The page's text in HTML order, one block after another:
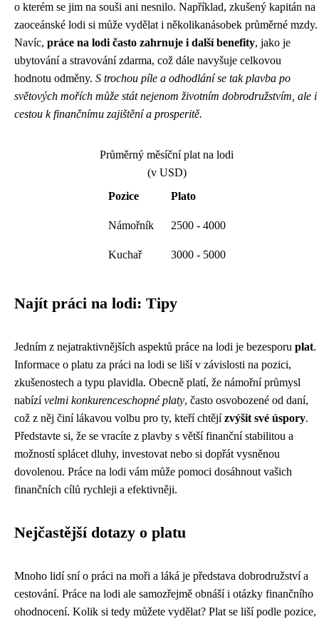
o kterém se jim na souši ani nesnilo. Například, zkušený kapitán na
zaoceánské lodi si může vydělat i několikanásobek průměrné mzdy.
Navíc, práce na lodi často zahrnuje i další benefity, jako je
ubytování a stravování zdarma, což dále navyšuje celkovou
hodnotu odměny. S trochou píle a odhodlání se tak plavba po
světových mořích může stát nejenom životním dobrodružstvím, ale i
cestou k finančnímu zajištění a prosperitě.
Průměrný měsíční plat na lodi
(v USD)
Pozice
Plato
Námořník 2500 - 4000
Kuchař 3000 - 5000
Najít práci na lodi: Tipy
Jedním z nejatraktivnějších aspektů práce na lodi je bezesporu plat.
Informace o platu za práci na lodi se liší v závislosti na pozici,
zkušenostech a typu plavidla. Obecně platí, že námořní průmysl
nabízívelmi konkurenceschopné platy, často osvobozené od daní,
což z něj činí lákavou volbu pro ty, kteří chtějízvýšit své úspory.
Představte si, že se vracíte z plavby s větší finanční stabilitou a
možností splácet dluhy, investovat nebo si dopřát vysněnou
dovolenou. Práce na lodi vám může pomoci dosáhnout vašich
finančních cílů rychleji a efektivněji.
Nejčastější dotazy o platu
Mnoho lidí sní o práci na moři a láká je představa dobrodružství a
cestování. Práce na lodi ale samozřejmě obnáší i otázky finančního
ohodnocení. Kolik si tedy můžete vydělat? Plat se liší podle pozice,